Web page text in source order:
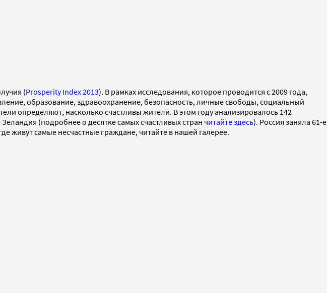
(Prosperity Index 2013). В рамках исследования, которое проводится с 2009 года,
образование, здравоохранение, безопасность, личные свободы, социальный
определяют, насколько счастливы жители. В этом году анализировалось 142
(подробнее о десятке самых счастливых стран читайте здесь). Россия заняла 61-е
живут самые несчастные граждане, читайте в нашей галерее.